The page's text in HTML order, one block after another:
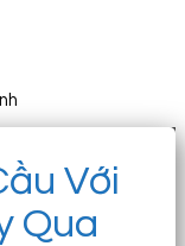
Với
Qua